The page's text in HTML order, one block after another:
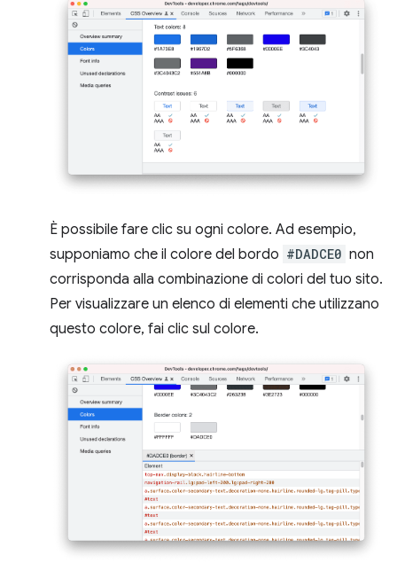
È possibile fare clic su ogni colore. Ad esempio,
supponiamo che il colore del bordo #DADCE0 non
corrisponda alla combinazione di colori del tuo sito.
Per visualizzare un elenco di elementi che utilizzano
questo colore, fai clic sul colore.